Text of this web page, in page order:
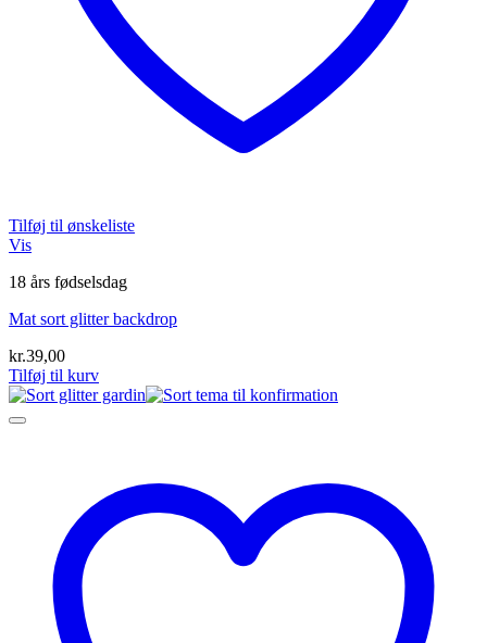
Tilføj til ønskeliste
Vis
18 års fødselsdag
Mat sort glitter backdrop
kr.39,00
Tilføj til kurv